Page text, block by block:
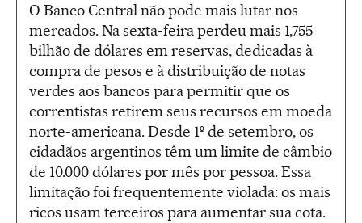
O Banco Central não pode mais lutar nos
mercados. Na sexta-feira perdeu mais 1,755
bilhão de dólares em reservas, dedicadas à
compra de pesos e à distribuição de notas
verdes aos bancos para permitir que os
correntistas retirem seus recursos em moeda
norte-americana. Desde 1º de setembro, os
cidadãos argentinos têm um limite de câmbio
de 10.000 dólares por mês por pessoa. Essa
limitação foi frequentemente violada: os mais
ricos usam terceiros para aumentar sua cota.